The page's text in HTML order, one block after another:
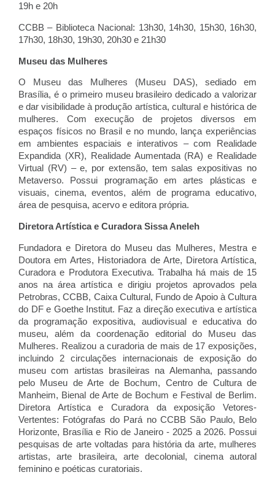
19h e 20h
CCBB – Biblioteca Nacional: 13h30, 14h30, 15h30, 16h30,
17h30, 18h30, 19h30, 20h30 e 21h30
Museu das Mulheres
O Museu das Mulheres (Museu DAS), sediado em
Brasília, é o primeiro museu brasileiro dedicado a valorizar
e dar visibilidade à produção artística, cultural e histórica de
mulheres. Com execução de projetos diversos em
espaços físicos no Brasil e no mundo, lança experiências
em ambientes espaciais e interativos – com Realidade
Expandida (XR), Realidade Aumentada (RA) e Realidade
Virtual (RV) – e, por extensão, tem salas expositivas no
Metaverso. Possui programação em artes plásticas e
visuais, cinema, eventos, além de programa educativo,
área de pesquisa, acervo e editora própria.
Diretora Artística e Curadora Sissa Aneleh
Fundadora e Diretora do Museu das Mulheres, Mestra e
Doutora em Artes, Historiadora de Arte, Diretora Artística,
Curadora e Produtora Executiva. Trabalha há mais de 15
anos na área artística e dirigiu projetos aprovados pela
Petrobras, CCBB, Caixa Cultural, Fundo de Apoio à Cultura
do DF e Goethe Institut. Faz a direção executiva e artística
da programação expositiva, audiovisual e educativa do
museu, além da coordenação editorial do Museu das
Mulheres. Realizou a curadoria de mais de 17 exposições,
incluindo 2 circulações internacionais de exposição do
museu com artistas brasileiras na Alemanha, passando
pelo Museu de Arte de Bochum, Centro de Cultura de
Manheim, Bienal de Arte de Bochum e Festival de Berlim.
Diretora Artística e Curadora da exposição Vetores-
Vertentes: Fotógrafas do Pará no CCBB São Paulo, Belo
Horizonte, Brasília e Rio de Janeiro - 2025 a 2026. Possui
pesquisas de arte voltadas para história da arte, mulheres
artistas, arte brasileira, arte decolonial, cinema autoral
feminino e poéticas curatoriais.